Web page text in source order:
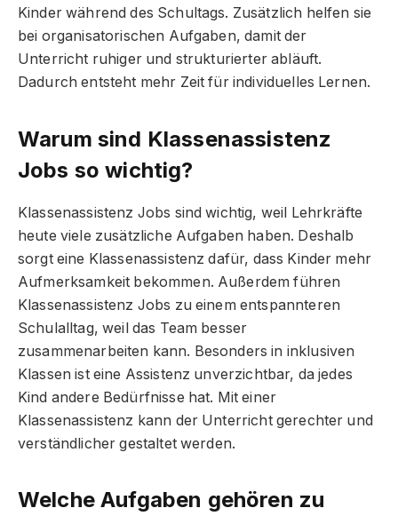
Kinder während des Schultags. Zusätzlich helfen sie
bei organisatorischen Aufgaben, damit der
Unterricht ruhiger und strukturierter abläuft.
Dadurch entsteht mehr Zeit für individuelles Lernen.
Warum sind Klassenassistenz
Jobs so wichtig?
Klassenassistenz Jobs sind wichtig, weil Lehrkräfte
heute viele zusätzliche Aufgaben haben. Deshalb
sorgt eine Klassenassistenz dafür, dass Kinder mehr
Aufmerksamkeit bekommen. Außerdem führen
Klassenassistenz Jobs zu einem entspannteren
Schulalltag, weil das Team besser
zusammenarbeiten kann. Besonders in inklusiven
Klassen ist eine Assistenz unverzichtbar, da jedes
Kind andere Bedürfnisse hat. Mit einer
Klassenassistenz kann der Unterricht gerechter und
verständlicher gestaltet werden.
Welche Aufgaben gehören zu